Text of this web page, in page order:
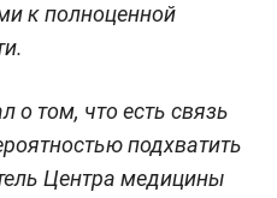
к полноценной
о том, что есть связь
подхватить
Центра медицины